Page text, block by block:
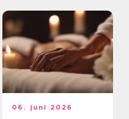
06. juni 2026